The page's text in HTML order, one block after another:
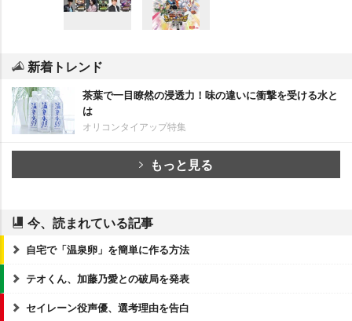
新着トレンド
茶葉で一目瞭然の浸透力！味の違いに衝撃を受ける水と
は
オリコンタイアップ特集
もっと見る
今、読まれている記事
自宅で「温泉卵」を簡単に作る方法
テオくん、加藤乃愛との破局を発表
セイレーン役声優、選考理由を告白